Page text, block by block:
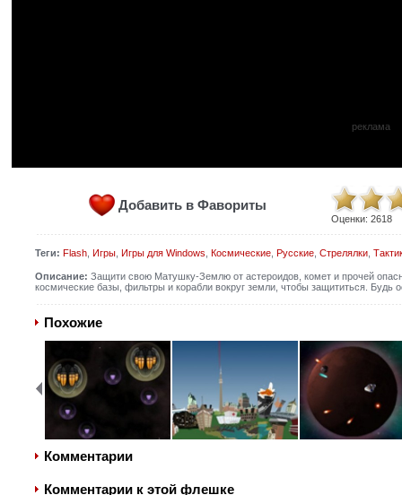
реклама
Добавить в Фавориты
Оценки: 2618
Теги: Flash, Игры, Игры для Windows Космические, Русские, Стрелялки,
Описание: Защити свою Матушку-Землю от астероидов, комет и прочей
космические базы, фильтры и корабли вокруг земли, чтобы защититься. Будь
Похожие
Комментарии
Комментарии к этой флешке